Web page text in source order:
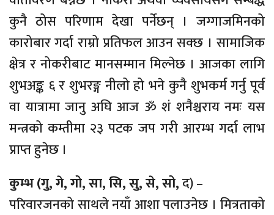
कुनै ठोस परिणाम देखा पर्नेछन् । जग्गाजमिनको
कारोबार गर्दा राम्रो प्रतिफल आउन सक्छ । सामाजिक
क्षेत्र र नोकरीबाट मानसम्मान मिल्नेछ । आजका लागि
शुभअङ्क ६ र शुभरङ्ग नीलो हो भने कुनै शुभकर्म गर्नु पूर्व
वा यात्रामा जानु अघि आज ॐ शं शनैश्चराय नमः यस
मन्त्रको कम्तीमा २३ पटक जप गरी आरम्भ गर्दा लाभ
प्राप्त हुनेछ ।
कुम्भ (गु, गे, गो, सा, सि, सु, से, सो,द) –
परिवारजनको साथले नयाँ आशा पलाउनेछ । मित्रताको